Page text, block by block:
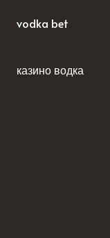
vodka bet
казино водка